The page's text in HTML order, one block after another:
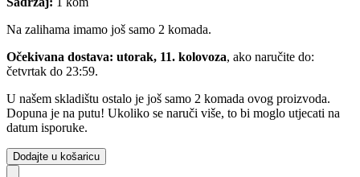
Na zalihama imamo još samo 2 komada.
Očekivana dostava: utorak, 11. kolovoza, ako naručite do:
četvrtak do 23:59.
U našem skladištu ostalo je još samo 2 komada ovog proizvoda.
Dopuna je na putu! Ukoliko se naruči više, to bi moglo utjecati na
datum isporuke.
Dodajte u košaricu